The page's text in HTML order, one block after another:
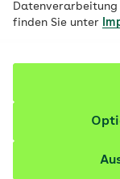
Datenverarbeitung
finden Sie unter
Arbeitgeber/-in:
Bad